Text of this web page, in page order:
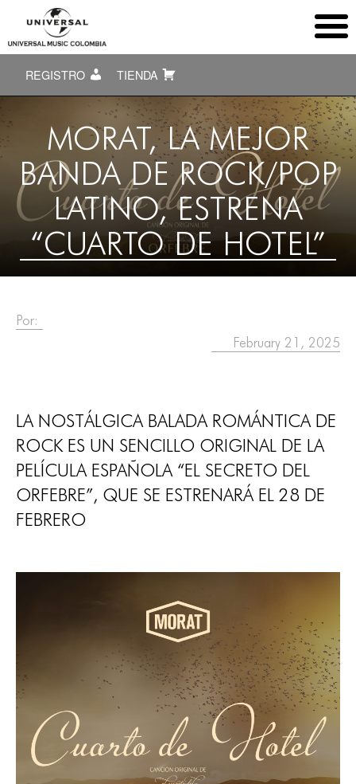
REGISTRO TIENDA
MORAT, LA MEJOR
BANDA DE ROCK/POP
LATINO, ESTRENA
“CUARTO DE HOTEL”
Por:
February 21, 2025
LA NOSTÁLGICA BALADA ROMÁNTICA DE
ROCK ES UN SENCILLO ORIGINAL DE LA
PELÍCULA ESPAÑOLA “EL SECRETO DEL
ORFEBRE”, QUE SE ESTRENARÁ EL 28 DE
FEBRERO